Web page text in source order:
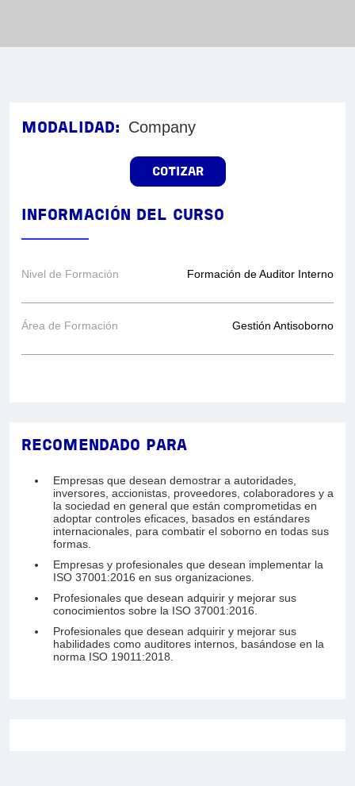
RECOMENDADO PARA
Empresas que desean demostrar a autoridades,
inversores, accionistas, proveedores, colaboradores y a
la sociedad en general que están comprometidas en
adoptar controles eficaces, basados en estándares
internacionales, para combatir el soborno en todas sus
formas.
Empresas y profesionales que desean implementar la
ISO 37001:2016 en sus organizaciones.
Profesionales que desean adquirir y mejorar sus
conocimientos sobre la ISO 37001:2016.
Profesionales que desean adquirir y mejorar sus
habilidades como auditores internos, basándose en la
norma ISO 19011:2018.
MODALIDAD: Company
COTIZAR
INFORMACIÓN DEL CURSO
Nivel de Formación Formación de Auditor Interno
Área de Formación Gestión Antisoborno